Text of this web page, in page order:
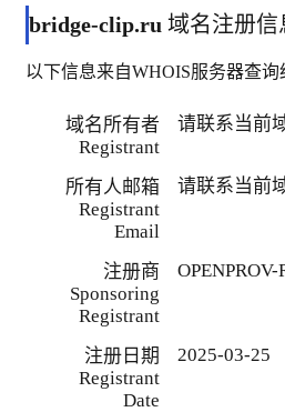
bridge-clip.ru 域名注册信
以下信息来自WHOIS服务器查询
域名所有者
Registrant
请联系当前
所有人邮箱
Registrant
Email
请联系当前
注册商
Sponsoring
Registrant
OPENPROV-
注册日期
Registrant
Date
2025-03-25